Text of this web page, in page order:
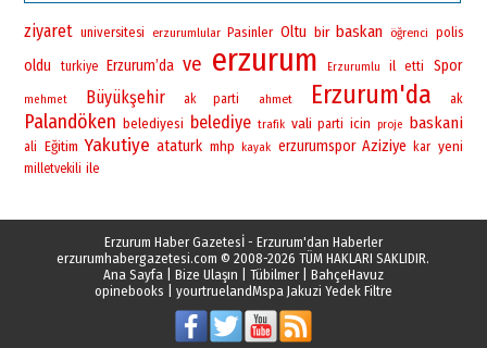
ziyaret universitesi erzurumlular Pasinler Oltu bir baskan öğrenci polis
oldu turkiye Erzurum’da ve erzurum Erzurumlu il etti Spor
mehmet Büyükşehir ak parti ahmet Erzurum'da ak
Palandöken belediyesi belediye trafik vali parti icin proje baskani
ali Eğitim Yakutiye ataturk mhp kayak erzurumspor Aziziye kar yeni
milletvekili ile
Erzurum Haber Gazetesİ - Erzurum'dan Haberler
erzurumhabergazetesi.com © 2008-2026 TÜM HAKLARI SAKLIDIR.
Ana Sayfa| Bize Ulaşın Tübilmer| BahçeHavuz
opinebooks
yourtruelandMspa Jakuzi Yedek Filtre